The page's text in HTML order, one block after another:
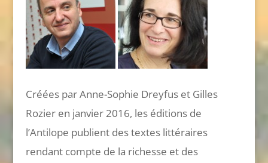
Créées par Anne-Sophie Dreyfus et Gilles
Rozier en janvier 2016, les éditions de
l’Antilope publient des textes littéraires
rendant compte de la richesse et des